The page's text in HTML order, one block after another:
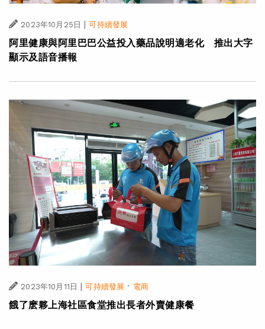
2023年10月25日 可持續發展
阿里健康與阿里巴巴公益投入藥品說明適老化 推出大字
顯示及語音播報
2023年10月11日 | 可持續發展 · 電商
餓了麽夥上海社區食堂推出長者外賣健康餐